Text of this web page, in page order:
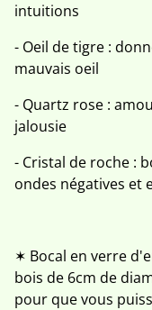
intuitions
- Oeil de tigre :
mauvais oeil
- Quartz rose :
jalousie
- Cristal de roche :
ondes négatives et
✶ Bocal en verre
bois de 6cm de
pour que vous